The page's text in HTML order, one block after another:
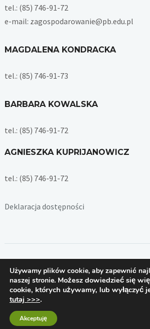
tel.: (85) 746-91-72
e-mail: zagospodarowanie@pb.edu.pl
MAGDALENA KONDRACKA
tel.: (85) 746-91-73
BARBARA KOWALSKA
tel.: (85) 746-91-72
AGNIESZKA KUPRIJANOWICZ
tel.: (85) 746-91-72
Deklaracja dostępności
Copyright © 2026 — Dział Majątkowy
Designed byPolitechnika Białostocka
Używamy plików cookie, aby zapewnić
naszej stronie. Możesz dowiedzieć się
cookie, których używamy, lub wyłączyć
tutaj >>>.
Akceptuję